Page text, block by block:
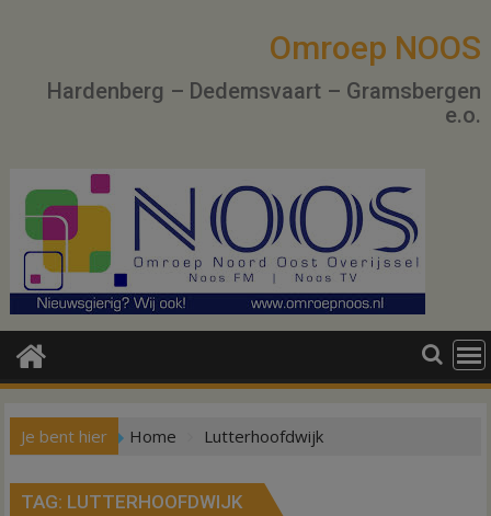
Omroep NOOS
Hardenberg – Dedemsvaart – Gramsbergen
e.o.
Je bent hier Home Lutterhoofdwijk
TAG: LUTTERHOOFDWIJK